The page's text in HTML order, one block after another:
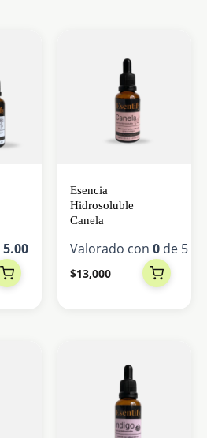
5.00
Esencia
Hidrosoluble
Canela
Valorado con 0 de 5
$13,000